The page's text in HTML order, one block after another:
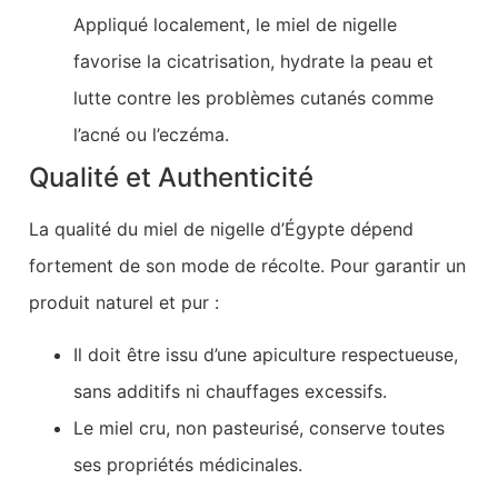
Appliqué localement, le miel de nigelle
favorise la cicatrisation, hydrate la peau et
lutte contre les problèmes cutanés comme
l’acné ou l’eczéma.
Qualité et Authenticité
La qualité du miel de nigelle d’Égypte dépend
fortement de son mode de récolte. Pour garantir un
produit naturel et pur :
Il doit être issu d’une apiculture respectueuse,
sans additifs ni chauffages excessifs.
Le miel cru, non pasteurisé, conserve toutes
ses propriétés médicinales.